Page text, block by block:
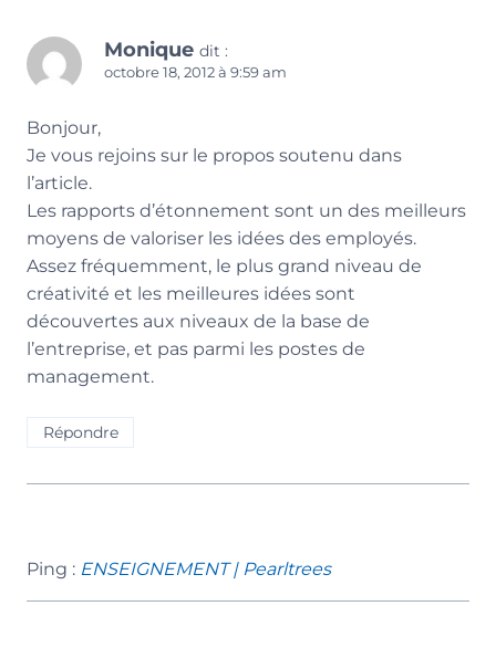
Monique dit :
octobre 18, 2012 à 9:59 am
Bonjour,
Je vous rejoins sur le propos soutenu dans
l’article.
Les rapports d’étonnement sont un des meilleurs
moyens de valoriser les idées des employés.
Assez fréquemment, le plus grand niveau de
créativité et les meilleures idées sont
découvertes aux niveaux de la base de
l’entreprise, et pas parmi les postes de
management.
Répondre
Ping : ENSEIGNEMENT | Pearltrees